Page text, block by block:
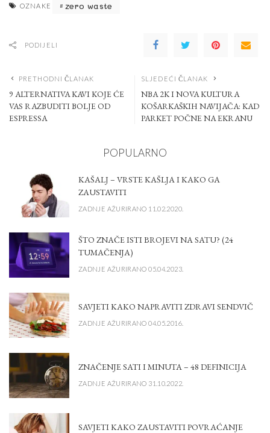
OZNAKE zero waste
PODIJELI
PRETHODNI ČLANAK
9 ALTERNATIVA KAVI KOJE ĆE
VAS RAZBUDITI BOLJE OD
ESPRESSA
SLJEDEĆI ČLANAK
NBA 2K I NOVA KULTURA
KOŠARKAŠKIH NAVIJAČA: KAD
PARKET POČNE NA EKRANU
POPULARNO
KAŠALJ – VRSTE KAŠLJA I KAKO GA
ZAUSTAVITI
ZADNJE AŽURIRANO 11.02.2020.
ŠTO ZNAČE ISTI BROJEVI NA SATU? (24
TUMAČENJA)
ZADNJE AŽURIRANO 05.04.2023.
SAVJETI KAKO NAPRAVITI ZDRAVI SENDVIČ
ZADNJE AŽURIRANO 04.05.2016.
ZNAČENJE SATI I MINUTA – 48 DEFINICIJA
ZADNJE AŽURIRANO 31.10.2022.
SAVJETI KAKO ZAUSTAVITI POVRAĆANJE